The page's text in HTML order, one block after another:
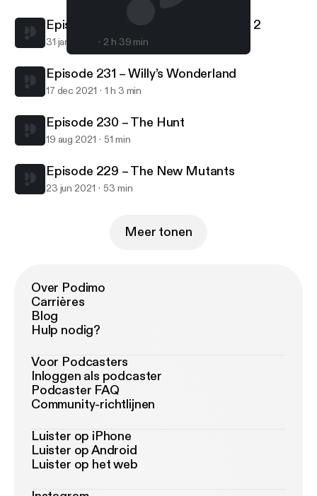
Bcast Cult
Episode 232 – First Blood/Gremlins 2
31 jan 2022 2 h 39 min
Episode 231 – Willy’s Wonderland
17 dec 2021 1 h 3 min
Episode 230 – The Hunt
19 aug 2021 51 min
Episode 229 – The New Mutants
23 jun 2021 53 min
Meer tonen
Over Podimo
Carrières
Blog
Hulp nodig?
Voor Podcasters
Inloggen als podcaster
Podcaster FAQ
Community-richtlijnen
Luister op iPhone
Luister op Android
Luister op het web